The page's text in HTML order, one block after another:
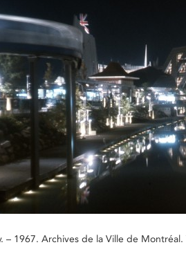
– 1967. Archives de la Ville de